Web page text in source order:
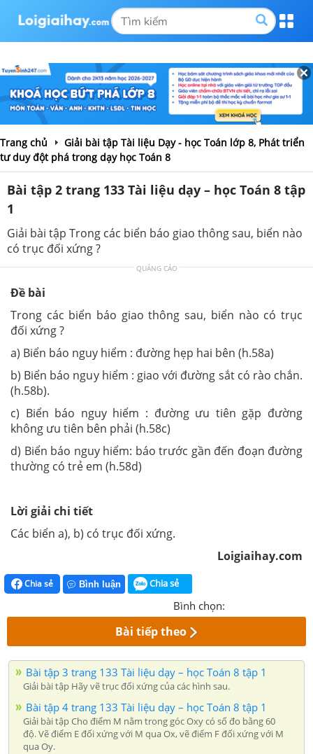
Trang chủ
Giải bài tập Tài liệu Dạy - học Toán lớp 8, Phát triển
tư duy đột phá trong dạy học Toán 8
Bài tập 2 trang 133 Tài liệu dạy – học Toán 8 tập
1
Giải bài tập Trong các biển báo giao thông sau, biển nào
có trục đối xứng ?
QUẢNG CÁO
Đề bài
Trong các biển báo giao thông sau, biển nào có trục
đối xứng ?
a) Biển báo nguy hiểm : đường hẹp hai bên (h.58a)
b) Biển báo nguy hiểm : giao với đường sắt có rào chắn.
(h.58b).
c) Biển báo nguy hiểm : đường ưu tiên gặp đường
không ưu tiên bên phải (h.58c)
d) Biển báo nguy hiểm: báo trước gần đến đoạn đường
thường có trẻ em (h.58d)
Lời giải chi tiết
Các biển a), b) có trục đối xứng.
Loigiaihay.com
Chia sẻ Bình luận Chia sẻ
Bình chọn:
Bài tiếp theo
Bài tập 3 trang 133 Tài liệu dạy – học Toán 8 tập 1
Giải bài tập Hãy vẽ trục đối xứng của các hình sau.
Bài tập 4 trang 133 Tài liệu dạy – học Toán 8 tập 1
Giải bài tập Cho điểm M nằm trong góc Oxy có số đo bằng 60
độ. Vẽ điểm E đối xứng với M qua Ox, vẽ điểm F đối xứng với M
qua Oy.